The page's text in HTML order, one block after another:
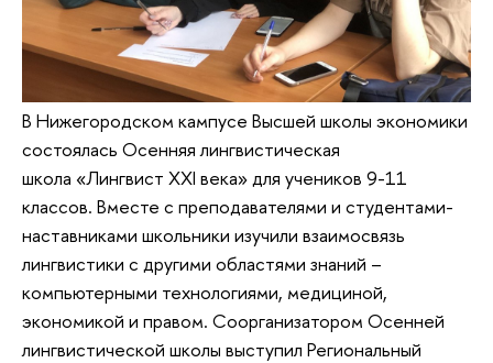
В Нижегородском кампусе Высшей школы экономики
состоялась Осенняя лингвистическая
школа «Лингвист XXI века» для учеников 9-11
классов. Вместе с преподавателями и студентами-
наставниками школьники изучили взаимосвязь
лингвистики с другими областями знаний –
компьютерными технологиями, медициной,
экономикой и правом. Соорганизатором Осенней
лингвистической школы выступил Региональный